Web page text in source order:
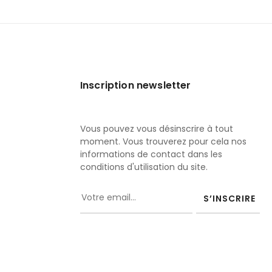
Inscription newsletter
Vous pouvez vous désinscrire à tout
moment. Vous trouverez pour cela nos
informations de contact dans les
conditions d'utilisation du site.
S’INSCRIRE